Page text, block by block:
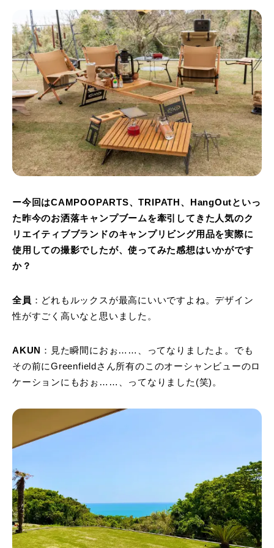
ー今回はCAMPOOPARTS、TRIPATH、HangOutといっ
た昨今のお洒落キャンプブームを牽引してきた人気のク
リエイティブブランドのキャンプリビング用品を実際に
使用しての撮影でしたが、使ってみた感想はいかがです
か？
全員 ：どれもルックスが最高にいいですよね。デザイン
性がすごく高いなと思いました。
AKUN
：見た瞬間におぉ……、ってなりましたよ。でも
その前にGreenfieldさん所有のこのオーシャンビューのロ
ケーションにもおぉ……、ってなりました(笑)。